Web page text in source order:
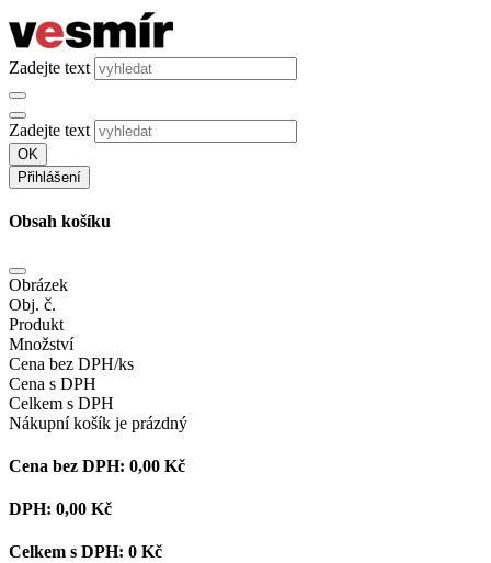
Zadejte text
Zadejte text
OK
Přihlášení
Obsah košíku
Obrázek
Obj. č.
Produkt
Množství
Cena bez DPH/ks
Cena s DPH
Celkem s DPH
Nákupní košík je prázdný
Cena bez DPH: 0,00 Kč
DPH: 0,00 Kč
Celkem s DPH: 0 Kč